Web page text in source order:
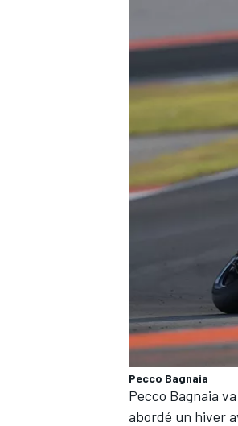
Pecco Bagnaia
Pecco Bagnaia
abordé un hiver